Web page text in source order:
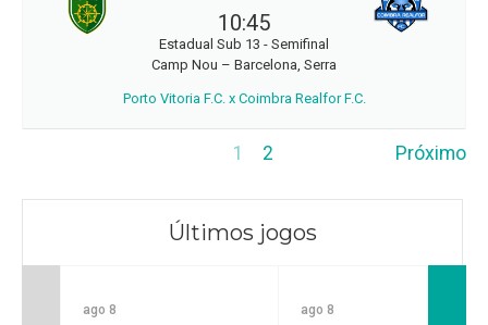
10:45
Estadual Sub 13 - Semifinal
Camp Nou – Barcelona, Serra
Porto Vitoria F.C. x Coimbra Realfor F.C.
1 2 Próximo
Últimos jogos
ago 8 ago 8